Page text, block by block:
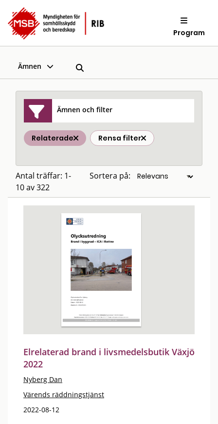
Program
Ämnen
Ämnen och filter
Relaterade Rensa filter
Antal träffar: 1-
10 av 322
Sortera på:
Elrelaterad brand i livsmedelsbutik Växjö
2022
Nyberg Dan
Värends räddningstjänst
2022-08-12